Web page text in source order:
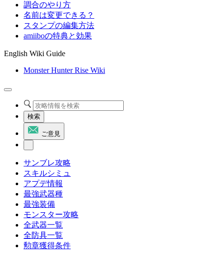
調合のやり方
名前は変更できる？
スタンプの編集方法
amiiboの特典と効果
English Wiki Guide
Monster Hunter Rise Wiki
検索
ご意見
サンブレ攻略
スキルシミュ
アプデ情報
最強武器種
最強装備
モンスター攻略
全武器一覧
全防具一覧
勲章獲得条件